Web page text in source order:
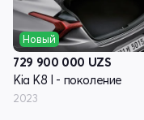
Новый
729 900 000 UZS
Kia K8 I - поколение
2023